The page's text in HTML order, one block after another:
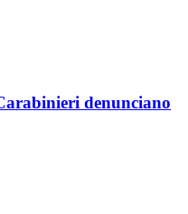
denunciano